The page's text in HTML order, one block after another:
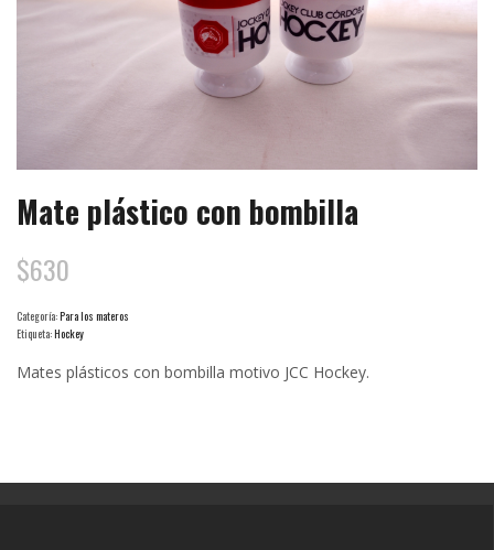
Mate plástico con bombilla
$630
Mates plásticos con bombilla motivo JCC Hockey.
Categoría:Para los materos
Etiqueta:Hockey